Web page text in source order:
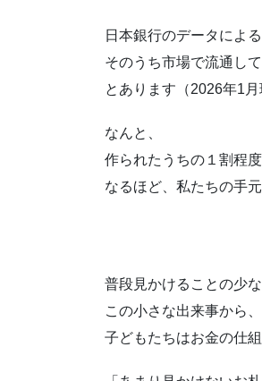
日本銀行のデータによる
そのうち市場で流通し
とあります（2026年1月
なんと、
作られたうちの１割程
なるほど、私たちの手
普段見かけることの少
この小さな出来事から、
子どもたちはお金の仕